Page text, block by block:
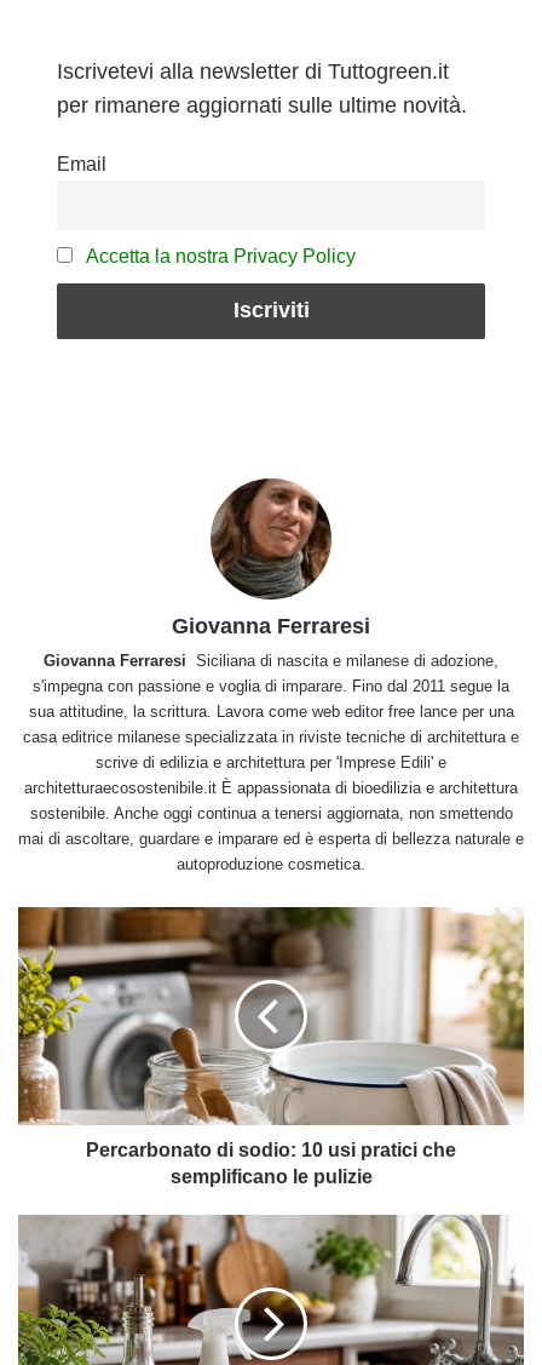
Iscrivetevi alla newsletter di Tuttogreen.it
per rimanere aggiornati sulle ultime novità.
Email
Accetta la nostra Privacy Policy
Giovanna Ferraresi
Giovanna Ferraresi Siciliana di nascita e milanese di adozione,
s'impegna con passione e voglia di imparare. Fino dal 2011 segue la
sua attitudine, la scrittura. Lavora come web editor free lance per una
casa editrice milanese specializzata in riviste tecniche di architettura e
scrive di edilizia e architettura per 'Imprese Edili' e
architetturaecosostenibile.it È appassionata di bioedilizia e architettura
sostenibile. Anche oggi continua a tenersi aggiornata, non smettendo
mai di ascoltare, guardare e imparare ed è esperta di bellezza naturale e
autoproduzione cosmetica.
Percarbonato
di
sodio:
10
usi
pratici
che
semplificano
le
Percarbonato di sodio: 10 usi pratici che
semplificano le pulizie
bianco
casa:
9
usi